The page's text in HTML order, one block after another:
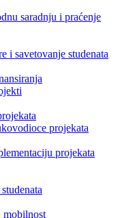
saradnju i praćenje
i savetovanje studenata
projekata
projekata
mobilnost